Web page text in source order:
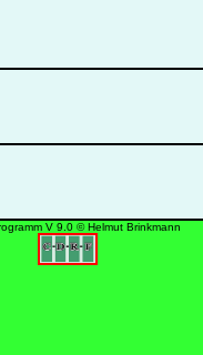
V 9.0 © Helmut Brinkmann